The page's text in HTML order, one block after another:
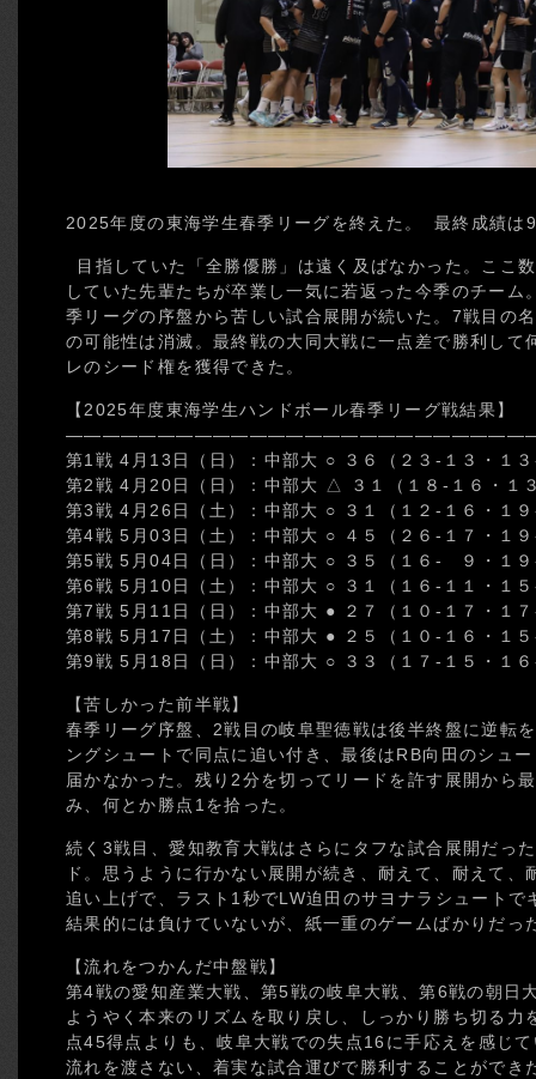
2025年度の東海学生春季リーグを終えた。 最終成績は
目指していた「全勝優勝」は遠く及ばなかった。ここ
していた先輩たちが卒業し一気に若返った今季のチーム
季リーグの序盤から苦しい試合展開が続いた。7戦目の
の可能性は消滅。最終戦の大同大戦に一点差で勝利して
レのシード権を獲得できた。
【2025年度東海学生ハンドボール春季リーグ戦結果】
第1戦 4月13日（日）：中部大 ○ ３６（２３-１３・１
第2戦 4月20日（日）：中部大 △ ３１（１８-１６・１
第3戦 4月26日（土）：中部大 ○ ３１（１２-１６・１
第4戦 5月03日（土）：中部大 ○ ４５（２６-１７・１
第5戦 5月04日（日）：中部大 ○ ３５（１６- ９・１
第6戦 5月10日（土）：中部大 ○ ３１（１６-１１・１
第7戦 5月11日（日）：中部大 ● ２７（１０-１７・１
第8戦 5月17日（土）：中部大 ● ２５（１０-１６・１
第9戦 5月18日（日）：中部大 ○ ３３（１７-１５・１
【苦しかった前半戦】
春季リーグ序盤、2戦目の岐阜聖徳戦は後半終盤に逆転
ングシュートで同点に追い付き、最後はRB向田のシュ
届かなかった。残り2分を切ってリードを許す展開から
み、何とか勝点1を拾った。
続く3戦目、愛知教育大戦はさらにタフな試合展開だっ
ド。思うように行かない展開が続き、耐えて、耐えて
追い上げで、ラスト1秒でLW迫田のサヨナラシュート
結果的には負けていないが、紙一重のゲームばかりだっ
【流れをつかんだ中盤戦】
第4戦の愛知産業大戦、第5戦の岐阜大戦、第6戦の朝日
ようやく本来のリズムを取り戻し、しっかり勝ち切る力
点45得点よりも、岐阜大戦での失点16に手応えを感じ
流れを渡さない、着実な試合運びで勝利することができ